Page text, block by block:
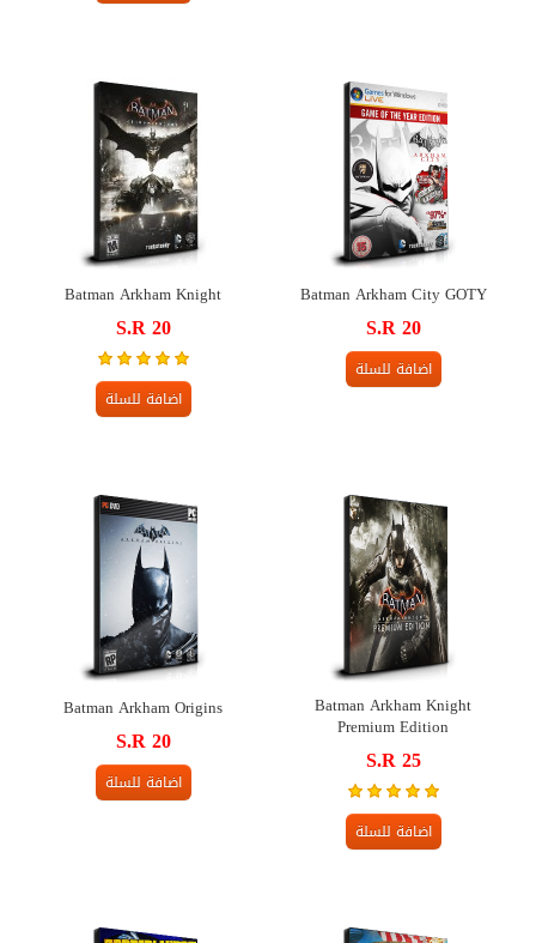
Batman Arkham City GOTY
S.R 20
اضافة للسلة
Batman Arkham Knight
S.R 20
اضافة للسلة
Batman Arkham Knight
Premium Edition
S.R 25
اضافة للسلة
Batman Arkham Origins
S.R 20
اضافة للسلة